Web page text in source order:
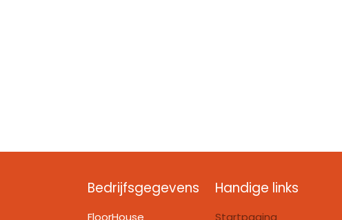
Handige links
Bedrijfsgegevens